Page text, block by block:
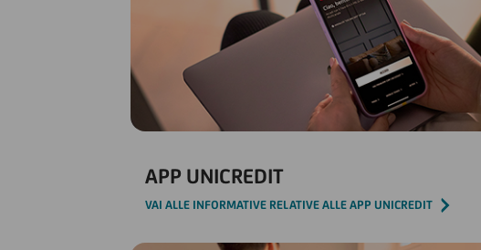
APP UNICREDIT
VAI ALLE INFORMATIVE RELATIVE ALLE APP UNICREDIT